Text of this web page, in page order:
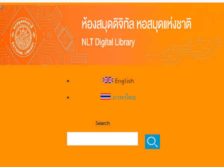
English
ภาษาไทย
Search